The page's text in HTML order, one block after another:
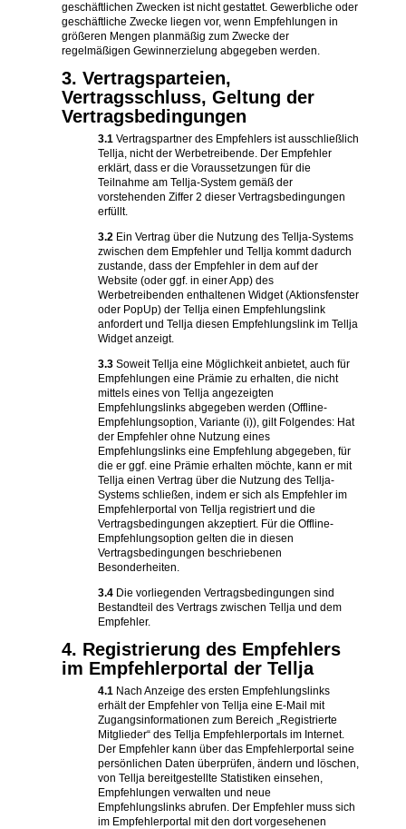
geschäftlichen Zwecken ist nicht gestattet. Gewerbliche oder
geschäftliche Zwecke liegen vor, wenn Empfehlungen in
größeren Mengen planmäßig zum Zwecke der
regelmäßigen Gewinnerzielung abgegeben werden.
3. Vertragsparteien,
Vertragsschluss, Geltung der
Vertragsbedingungen
3.1 Vertragspartner des Empfehlers ist ausschließlich
Tellja, nicht der Werbetreibende. Der Empfehler
erklärt, dass er die Voraussetzungen für die
Teilnahme am Tellja-System gemäß der
vorstehenden Ziffer 2 dieser Vertragsbedingungen
erfüllt.
3.2 Ein Vertrag über die Nutzung des Tellja-Systems
zwischen dem Empfehler und Tellja kommt dadurch
zustande, dass der Empfehler in dem auf der
Website (oder ggf. in einer App) des
Werbetreibenden enthaltenen Widget (Aktionsfenster
oder PopUp) der Tellja einen Empfehlungslink
anfordert und Tellja diesen Empfehlungslink im Tellja
Widget anzeigt.
3.3 Soweit Tellja eine Möglichkeit anbietet, auch für
Empfehlungen eine Prämie zu erhalten, die nicht
mittels eines von Tellja angezeigten
Empfehlungslinks abgegeben werden (Offline-
Empfehlungsoption, Variante (i)), gilt Folgendes: Hat
der Empfehler ohne Nutzung eines
Empfehlungslinks eine Empfehlung abgegeben, für
die er ggf. eine Prämie erhalten möchte, kann er mit
Tellja einen Vertrag über die Nutzung des Tellja-
Systems schließen, indem er sich als Empfehler im
Empfehlerportal von Tellja registriert und die
Vertragsbedingungen akzeptiert. Für die Offline-
Empfehlungsoption gelten die in diesen
Vertragsbedingungen beschriebenen
Besonderheiten.
3.4 Die vorliegenden Vertragsbedingungen sind
Bestandteil des Vertrags zwischen Tellja und dem
Empfehler.
4. Registrierung des Empfehlers
im Empfehlerportal der Tellja
4.1 Nach Anzeige des ersten Empfehlungslinks
erhält der Empfehler von Tellja eine E-Mail mit
Zugangsinformationen zum Bereich „Registrierte
Mitglieder“ des Tellja Empfehlerportals im Internet.
Der Empfehler kann über das Empfehlerportal seine
persönlichen Daten überprüfen, ändern und löschen,
von Tellja bereitgestellte Statistiken einsehen,
Empfehlungen verwalten und neue
Empfehlungslinks abrufen. Der Empfehler muss sich
im Empfehlerportal mit den dort vorgesehenen